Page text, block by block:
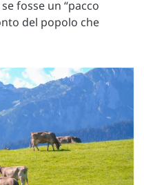
fosse un “pacco
del popolo che